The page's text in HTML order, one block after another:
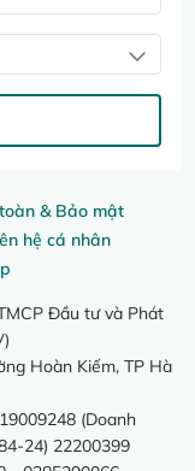
& Bảo mật
hệ cá nhân
Đầu tư và Phát
Hoàn Kiếm, TP Hà
(Doanh
24) 22200399